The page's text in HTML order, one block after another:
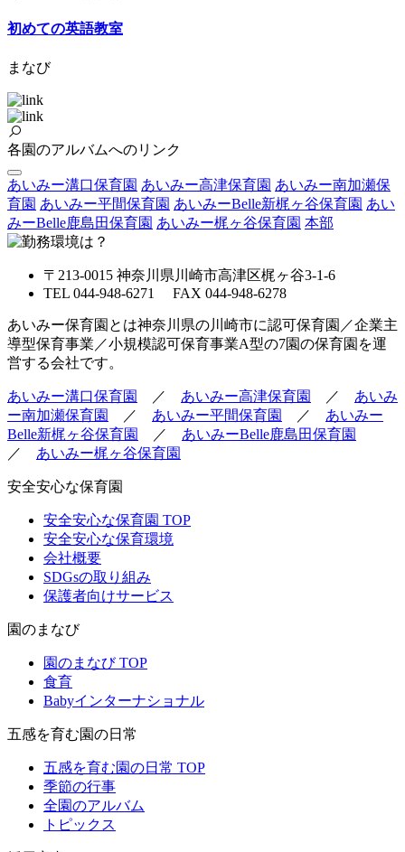
初めての英語教室
まなび
各園のアルバムへのリンク
あいみー溝口保育園 あいみー高津保育園 あいみー南加瀬保
育園 あいみー平間保育園 あいみーBelle新梶ヶ谷保育園 あい
みーBelle鹿島田保育園 あいみー梶ヶ谷保育園 本部
〒213-0015 神奈川県川崎市高津区梶ヶ谷3-1-6
TEL 044-948-6271 FAX 044-948-6278
あいみー保育園とは神奈川県の川崎市に認可保育園／企業主
導型保育事業／小規模認可保育事業A型の7園の保育園を運
営する会社です。
あいみー溝口保育園 ／ あいみー高津保育園 ／ あいみ
ー南加瀬保育園
／ あいみー平間保育園 ／ あいみー
Belle新梶ヶ谷保育園
／ あいみーBelle鹿島田保育園
／ あいみー梶ヶ谷保育園
安全安心な保育園
安全安心な保育園 TOP
安全安心な保育環境
会社概要
SDGsの取り組み
保護者向けサービス
園のまなび
園のまなび TOP
食育
Babyインターナショナル
五感を育む園の日常
五感を育む園の日常 TOP
季節の行事
全園のアルバム
トピックス